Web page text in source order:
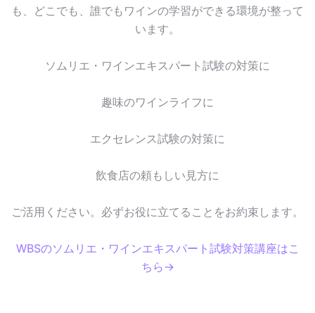
も、どこでも、誰でもワインの学習ができる環境が整って
います。
ソムリエ・ワインエキスパート試験の対策に
趣味のワインライフに
エクセレンス試験の対策に
飲食店の頼もしい見方に
ご活用ください。必ずお役に立てることをお約束します。
WBSのソムリエ・ワインエキスパート試験対策講座はこ
ちら→